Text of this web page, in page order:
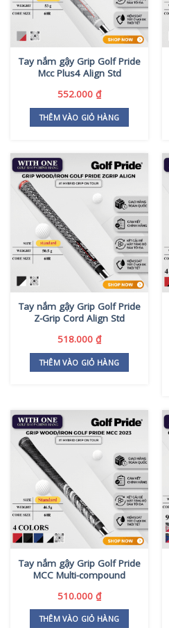
Tay nắm gậy Grip Golf Pride
Mcc Plus4 Align Std
552.000 ₫
THÊM VÀO GIỎ HÀNG
Tay nắm gậy Grip Golf Pride
Z-Grip Cord Align Std
518.000 ₫
THÊM VÀO GIỎ HÀNG
Tay nắm gậy Grip Golf Pride
MCC Multi-compound
510.000 ₫
THÊM VÀO GIỎ HÀNG